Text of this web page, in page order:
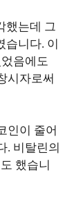
했는데 그
습니다. 이
음에도
시자로써
인이 줄어
. 비탈린의
했습니